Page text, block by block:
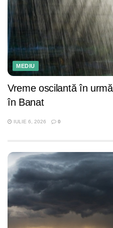
MEDIU
Vreme oscilantă în
în Banat
IULIE 6, 2026 0